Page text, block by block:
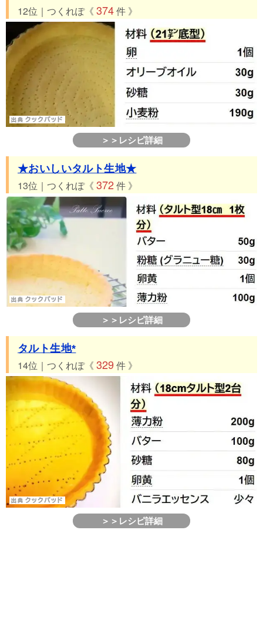
12位｜つくれぽ《 374件 》
＞＞レシピ詳細
★おいしいタルト生地★
13位｜つくれぽ《 372 件 》
＞＞レシピ詳細
タルト生地*
14位｜つくれぽ《 329 件 》
＞＞レシピ詳細